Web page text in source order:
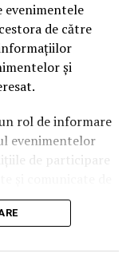
evenimentele
de către
și
rol de informare
evenimentelor
de participare